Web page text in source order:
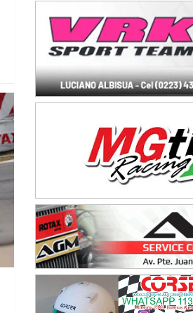
SUR SANTAFESINO - F4
José Samuel Sánchez (Tierra)
Rufino (Santa Fe)
TUCUMANO - F5
Juan Navarro (Asfalto)
El Timbó (Tucumán)
IAME SERIES ARGENTINA 6
Ramiro Tot (Asfalto)
Baradero (Buenos Aires)
KDO - F6
Ciudad de Trenque Lauquen (Asfalto)
Trenque Lauquen (Buenos Aires)
ENTRERRIANO - F6 (POSTERGADA)
Parque de la Velocidad (Asfalto)
Villaguay (Entre Ríos)
VICTORIENSE - F7